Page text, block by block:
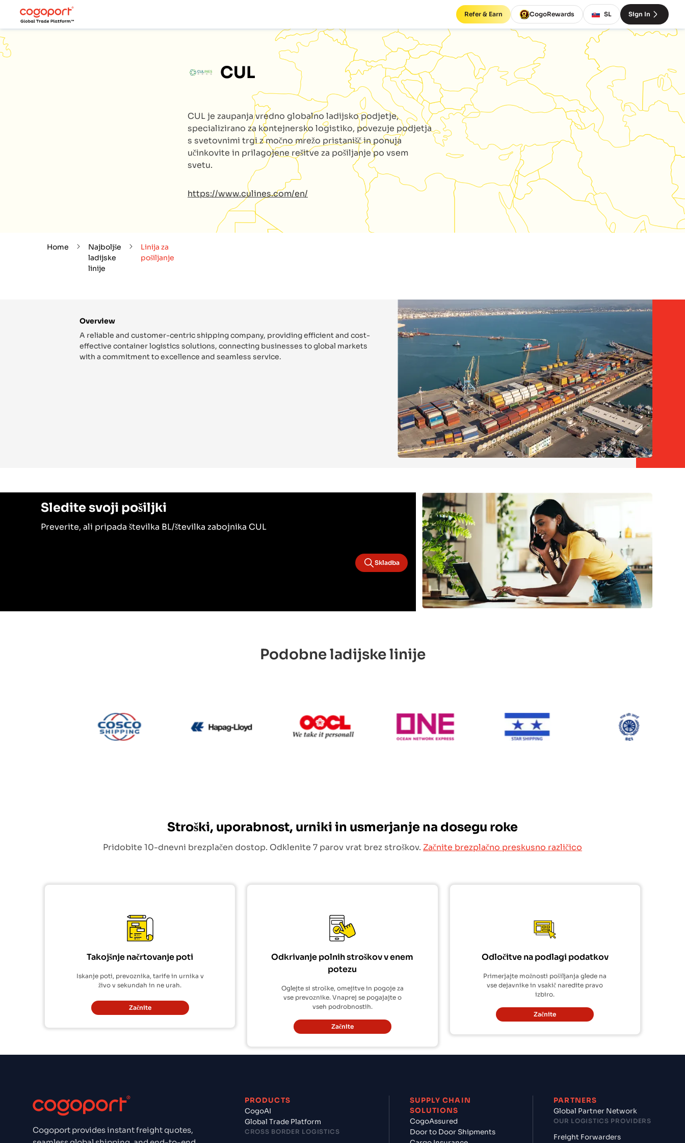
Refer & Earn CogoRewards SL Sign In
CUL
CULje zaupanja vredno globalno ladijsko podjetje,
specializirano za kontejnersko logistiko, povezuje podjetja
s svetovnimi trgi z močno mrežo pristanišč in ponuja
učinkovite in prilagojene rešitve za pošiljanje po vsem
svetu.
https://www.culines.com/en/
Home
Najboljše
ladijske
linije
Linija za
pošiljanje
Overview
A reliable and customer-centric shipping company, providing efficient and cost-
effective container logistics solutions, connecting businesses to global markets
with a commitment to excellence and seamless service.
Sledite svoji pošiljki
Preverite, ali pripada številka BL/številka zabojnika CUL
Skladba
Podobne ladijske linije
ONE Line
Stroški, uporabnost, urniki in usmerjanje na dosegu roke
Pridobite 10-dnevni brezplačen dostop. Odklenite 7 parov vrat brez stroškov. Začnite brezplačno preskusno različico
Takojšnje načrtovanje poti
Iskanje poti, prevoznika, tarife in urnika v
živo v sekundah in ne urah.
Začnite
Odkrivanje polnih stroškov v enem
potezu
Oglejte si stroške, omejitve in pogoje za
vse prevoznike. Vnaprej se pogajajte o
vseh podrobnostih.
Začnite
Odločitve na podlagi podatkov
Primerjajte možnosti pošiljanja glede na
vse dejavnike in vsakič naredite pravo
izbiro.
Začnite
Cogoport provides instant freight quotes,
PRODUCTS
CogoAI
Global Trade Platform
CROSS BORDER LOGISTICS
SUPPLY CHAIN
SOLUTIONS
CogoAssured
Door to Door Shipments
PARTNERS
Global Partner Network
OUR LOGISTICS PROVIDERS
Freight Forwarders